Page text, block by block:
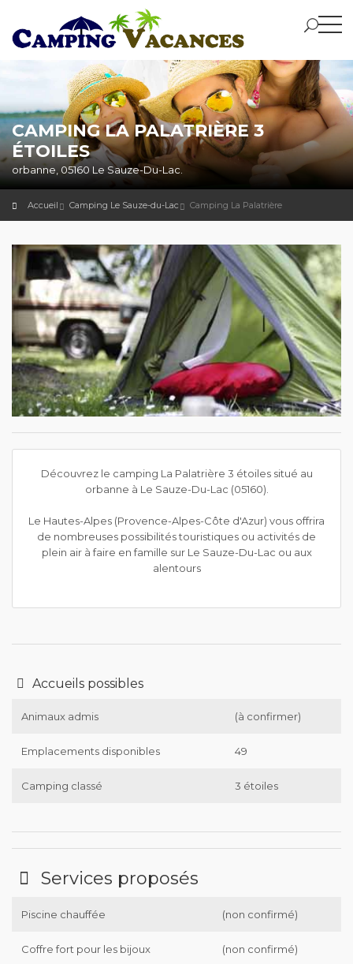
CAMPING LA PALATRIÈRE 3
ÉTOILES
orbanne, 05160 Le Sauze-Du-Lac.
Accueil Camping Le Sauze-du-Lac Camping La Palatrière
Découvrez le camping La Palatrière 3 étoiles situé au
orbanne à Le Sauze-Du-Lac (05160).
Le Hautes-Alpes (Provence-Alpes-Côte d'Azur) vous offrira
de nombreuses possibilités touristiques ou activités de
plein air à faire en famille sur Le Sauze-Du-Lac ou aux
alentours
Accueils possibles
Animaux admis (à confirmer)
Emplacements disponibles 49
Camping classé 3 étoiles
Services proposés
Piscine chauffée (non confirmé)
Coffre fort pour les bijoux (non confirmé)